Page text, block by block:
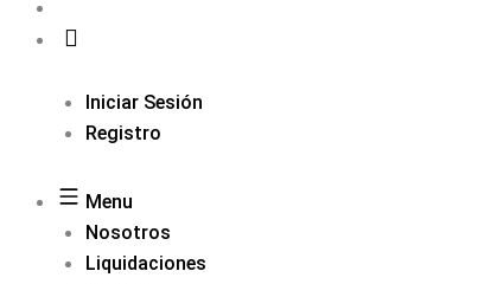
Iniciar Sesión
Registro
Menu
Nosotros
Liquidaciones